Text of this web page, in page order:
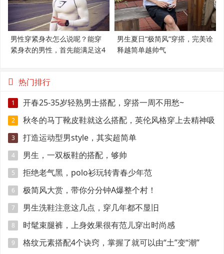
男性穿紧身衣怎么说呢？能穿
紧身衣的男性，首先能满足这4
男生夏日“极简风”穿搭，完美诠
释越简单越帅气
热门排行
1 开春25-35岁轻熟男士搭配，穿搭一周不用愁~
2
秋冬的马丁靴皮鞋就这么搭配，英伦风格穿上去精神吸
引眼球
3 打造运动型男style，其实超简单
4 男生，一双板鞋的搭配，够帅
5 拒绝老气黑，polo衫玩转青春少年范
6 极简风大赏，带你分分钟A爆整个村！
7 男生洗鞋注意这几点，穿几年都不显旧
8 时髦束腿裤，上身效果很有范儿穿出时尚感
9 格纹元素搭配4个诀窍，掌握了就可以由“土”变“潮”